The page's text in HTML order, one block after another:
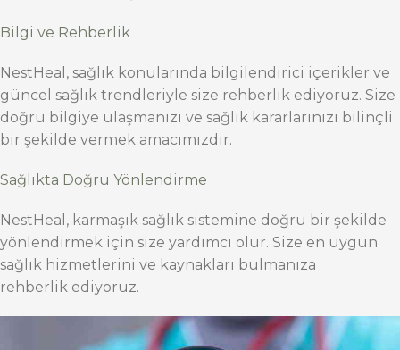
Bilgi ve Rehberlik
NestHeal, sağlık konularında bilgilendirici içerikler ve
güncel sağlık trendleriyle size rehberlik ediyoruz. Size
doğru bilgiye ulaşmanızı ve sağlık kararlarınızı bilinçli
bir şekilde vermek amacımızdır.
Sağlıkta Doğru Yönlendirme
NestHeal, karmaşık sağlık sistemine doğru bir şekilde
yönlendirmek için size yardımcı olur. Size en uygun
sağlık hizmetlerini ve kaynakları bulmanıza
rehberlik ediyoruz.